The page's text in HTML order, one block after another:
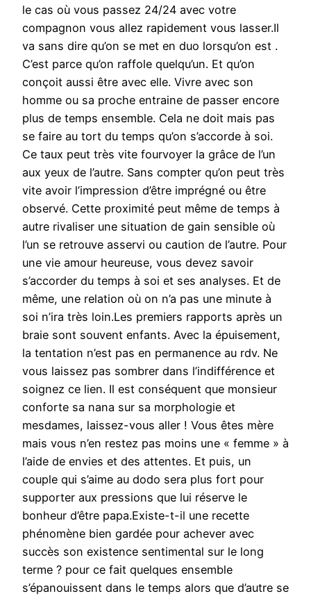
le cas où vous passez 24/24 avec votre
compagnon vous allez rapidement vous lasser.Il
va sans dire qu’on se met en duo lorsqu’on est .
C’est parce qu’on raffole quelqu’un. Et qu’on
conçoit aussi être avec elle. Vivre avec son
homme ou sa proche entraine de passer encore
plus de temps ensemble. Cela ne doit mais pas
se faire au tort du temps qu’on s’accorde à soi.
Ce taux peut très vite fourvoyer la grâce de l’un
aux yeux de l’autre. Sans compter qu’on peut très
vite avoir l’impression d’être imprégné ou être
observé. Cette proximité peut même de temps à
autre rivaliser une situation de gain sensible où
l’un se retrouve asservi ou caution de l’autre. Pour
une vie amour heureuse, vous devez savoir
s’accorder du temps à soi et ses analyses. Et de
même, une relation où on n’a pas une minute à
soi n’ira très loin.Les premiers rapports après un
braie sont souvent enfants. Avec la épuisement,
la tentation n’est pas en permanence au rdv. Ne
vous laissez pas sombrer dans l’indifférence et
soignez ce lien. Il est conséquent que monsieur
conforte sa nana sur sa morphologie et
mesdames, laissez-vous aller ! Vous êtes mère
mais vous n’en restez pas moins une « femme » à
l’aide de envies et des attentes. Et puis, un
couple qui s’aime au dodo sera plus fort pour
supporter aux pressions que lui réserve le
bonheur d’être papa.Existe-t-il une recette
phénomène bien gardée pour achever avec
succès son existence sentimental sur le long
terme ? pour ce fait quelques ensemble
s’épanouissent dans le temps alors que d’autre se